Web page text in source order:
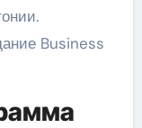
Business